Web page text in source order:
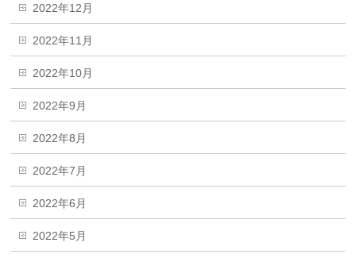
2022年12月
2022年11月
2022年10月
2022年9月
2022年8月
2022年7月
2022年6月
2022年5月